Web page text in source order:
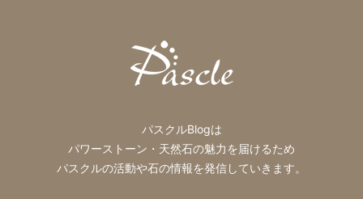
パスクルBlogは
パワーストーン・天然石の魅力を届けるため
パスクルの活動や石の情報を発信していきます。